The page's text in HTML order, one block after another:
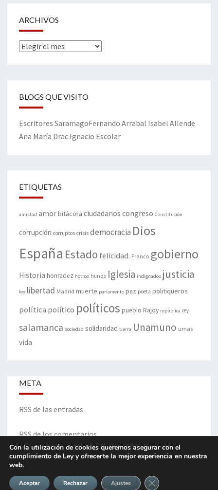
ARCHIVOS
Archivos
BLOGS QUE VISITO
Escritores SaramagoFernando Arrabal Isabel Allende
Ana María Drac Ignacio Escolar
ETIQUETAS
amistad amorbitácora ciudadanos congreso Constitución
corrupción corruptos crisis democracia Dios
España Estado felicidad. Franco gobierno
Historia honradez hotros hunos Iglesia indignados justicia
ley libertad Madrid muerte parlamento paz poeta politiqueros
política político políticos pueblo Rajoy república rey
salamanca sociedad solidaridad tierra Unamuno urnas
vida
META
RSS de las entradas
RSS de los comentarios
Con la utilización de cookies queremos asegurar con el
cumplimiento de Ley y ofrecerte la mejor experiencia en nuestra
web.
Aceptar Rechazar Ajustes Cerrar el banner de